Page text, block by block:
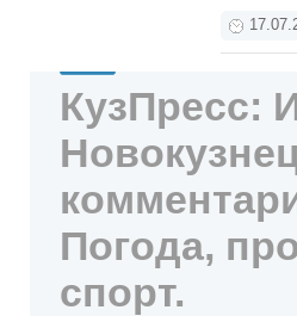
КузПресс:
Погода,
спорт.